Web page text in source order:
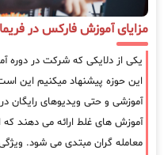
مزایای آموزش فارکس در
یکی از دلایکی که شرکت در دوره
این حوزه پیشنهاد میکنیم این
آموزشی و حتی ویدیوهای
آموزش های غلط ارائه می دهند
معامله گران مبتدی می شود.